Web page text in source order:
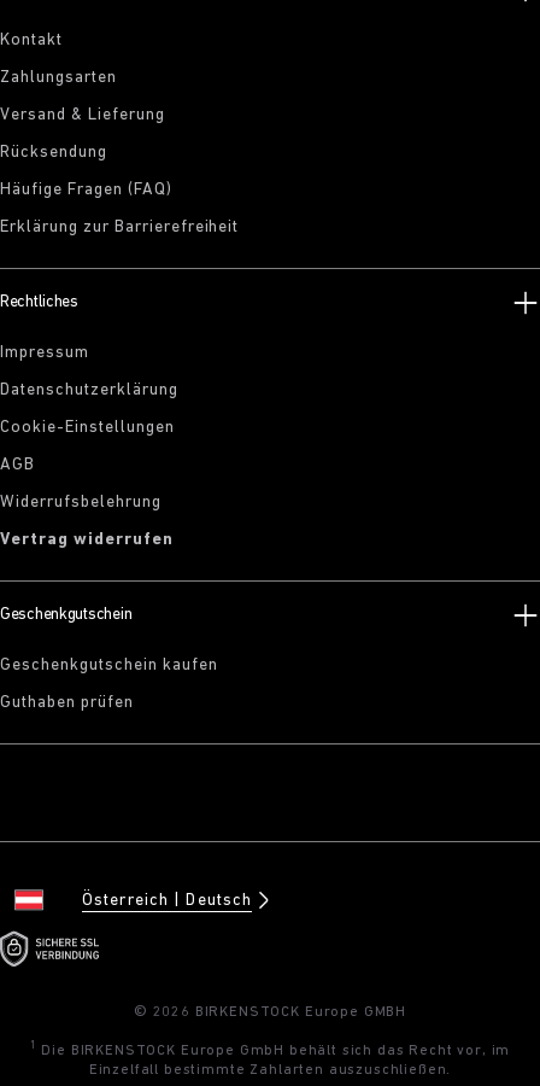
Kontakt
Zahlungsarten
Versand & Lieferung
Rücksendung
Häufige Fragen (FAQ)
Erklärung zur Barrierefreiheit
Rechtliches
Impressum
Datenschutzerklärung
Cookie-Einstellungen
AGB
Widerrufsbelehrung
Vertrag widerrufen
Geschenkgutschein
Geschenkgutschein kaufen
Guthaben prüfen
Österreich Deutsch
© 2026 BIRKENSTOCK Europe GMBH
1
Die BIRKENSTOCK Europe GmbH behält sich das Recht vor, im
Einzelfall bestimmte Zahlarten auszuschließen.